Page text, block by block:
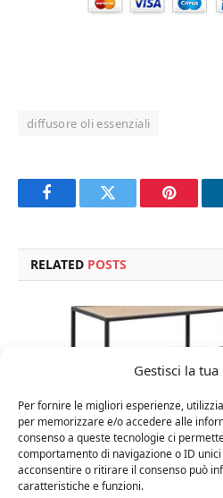
Gestisci la
Per fornire le migliori esperienze,
per memorizzare e/o accedere alle
consenso a queste tecnologie ci
comportamento di navigazione o ID
acconsentire o ritirare il consenso può
caratteristiche e funzioni.
diffusore oli essenziali
FacebookTwitter
RELATED POSTS